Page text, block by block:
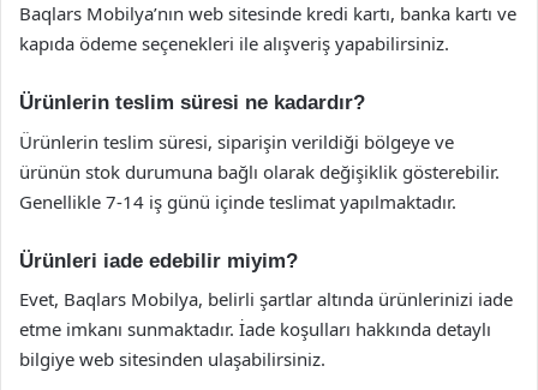
Baqlars Mobilya’nın web sitesinde kredi kartı, banka kartı ve
kapıda ödeme seçenekleri ile alışveriş yapabilirsiniz.
Ürünlerin teslim süresi ne kadardır?
Ürünlerin teslim süresi, siparişin verildiği bölgeye ve
ürünün stok durumuna bağlı olarak değişiklik gösterebilir.
Genellikle 7-14 iş günü içinde teslimat yapılmaktadır.
Ürünleri iade edebilir miyim?
Evet, Baqlars Mobilya, belirli şartlar altında ürünlerinizi iade
etme imkanı sunmaktadır. İade koşulları hakkında detaylı
bilgiye web sitesinden ulaşabilirsiniz.